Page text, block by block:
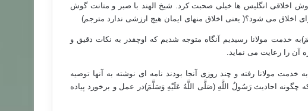
اخلاقی انگلیس ها خیلی صحبت کرد. شیخ الهند با صبر و متانت گوش
اخلاق می شود؟( یعنی اخلاق منهای ایمان هیچ ارزشی ندارد مترجم)
خدمت مولانا رسیدیم آنگاه متوجه شدیم که اوچقدر به نکات دقیق و
آن را رعایت می نماید.
خدمت مولانا رفته و چند روزی آنجا بودند نامه ای نوشته به آنها توصیه
چگونه احادیثرَسُولُ اللَّهِ (صَلَّى اللَّهُ عَلَيْهِ وَسَلَّمَ)در عمل و برخورد پیاده